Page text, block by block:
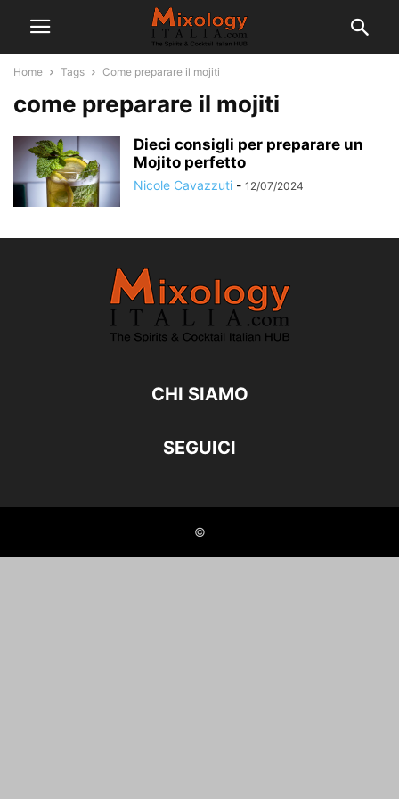
Home Tags Come preparare il mojiti
come preparare il mojiti
Dieci consigli per preparare un
Mojito perfetto
Nicole Cavazzuti - 12/07/2024
CHI SIAMO
SEGUICI
©